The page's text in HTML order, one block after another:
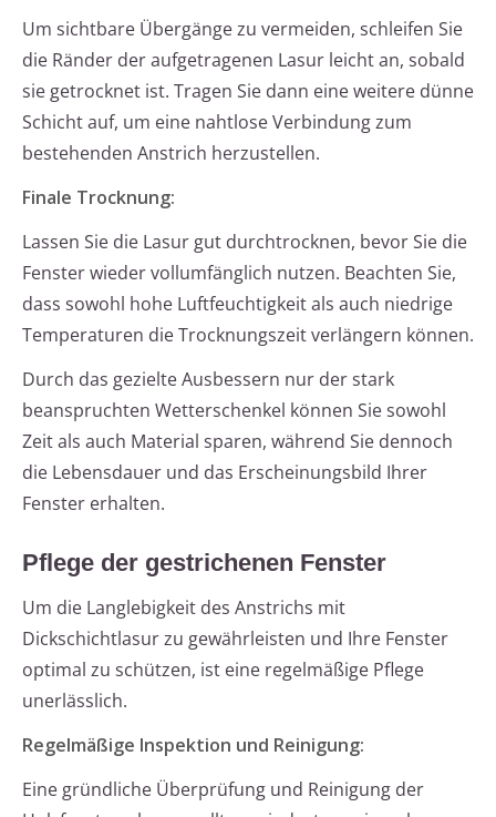
Um sichtbare Übergänge zu vermeiden, schleifen Sie
die Ränder der aufgetragenen Lasur leicht an, sobald
sie getrocknet ist. Tragen Sie dann eine weitere dünne
Schicht auf, um eine nahtlose Verbindung zum
bestehenden Anstrich herzustellen.
Finale Trocknung:
Lassen Sie die Lasur gut durchtrocknen, bevor Sie die
Fenster wieder vollumfänglich nutzen. Beachten Sie,
dass sowohl hohe Luftfeuchtigkeit als auch niedrige
Temperaturen die Trocknungszeit verlängern können.
Durch das gezielte Ausbessern nur der stark
beanspruchten Wetterschenkel können Sie sowohl
Zeit als auch Material sparen, während Sie dennoch
die Lebensdauer und das Erscheinungsbild Ihrer
Fenster erhalten.
Pflege der gestrichenen Fenster
Um die Langlebigkeit des Anstrichs mit
Dickschichtlasur zu gewährleisten und Ihre Fenster
optimal zu schützen, ist eine regelmäßige Pflege
unerlässlich.
Regelmäßige Inspektion und Reinigung:
Eine gründliche Überprüfung und Reinigung der